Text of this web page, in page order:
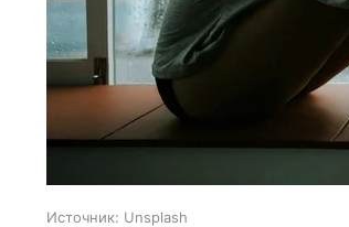
Источник: Unsplash